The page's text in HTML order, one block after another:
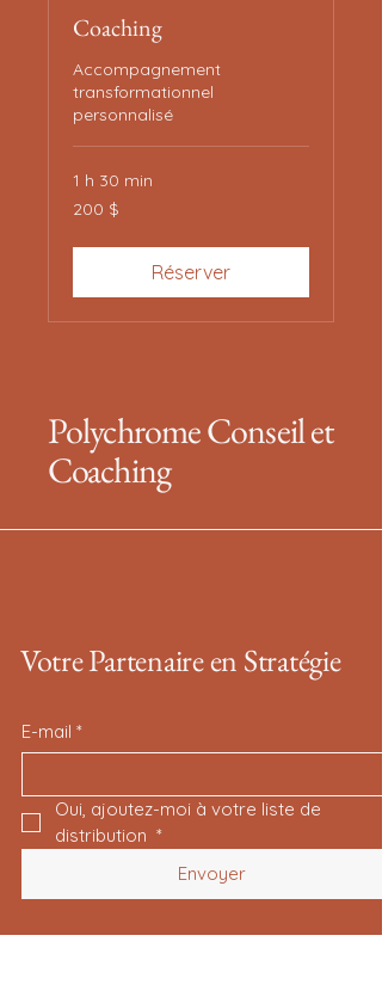
Coaching
Accompagnement
transformationnel
personnalisé
1 h 30 min
200 dollars
canadiens
200 $
Réserver
Polychrome Conseil et
Coaching
Votre Partenaire en Stratégie
E-mail *
Oui, ajoutez-moi à votre liste de
distribution *
Envoyer